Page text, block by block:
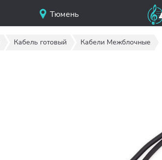
Тюмень
Кабель готовый Кабели Межблочные